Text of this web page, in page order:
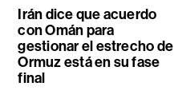
Irán dice que acuerdo
con Omán para
gestionar el estrecho de
Ormuz está en su fase
final